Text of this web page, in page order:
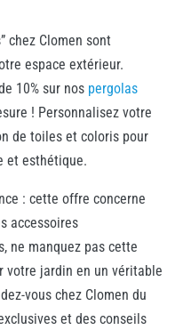
chez Clomen sont
espace extérieur.
10% sur nos pergolas
! Personnalisez votre
de toiles et coloris pour
et esthétique.
: cette offre concerne
accessoires
ne manquez pas cette
votre jardin en un véritable
vous chez Clomen du
et des conseils